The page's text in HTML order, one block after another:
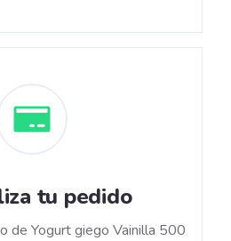
tu pedido
de Yogurt giego Vainilla 500